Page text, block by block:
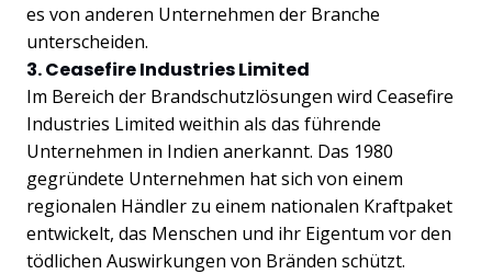
es von anderen Unternehmen der Branche
unterscheiden.
3. Ceasefire Industries Limited
Im Bereich der Brandschutzlösungen wird Ceasefire
Industries Limited weithin als das führende
Unternehmen in Indien anerkannt. Das 1980
gegründete Unternehmen hat sich von einem
regionalen Händler zu einem nationalen Kraftpaket
entwickelt, das Menschen und ihr Eigentum vor den
tödlichen Auswirkungen von Bränden schützt.